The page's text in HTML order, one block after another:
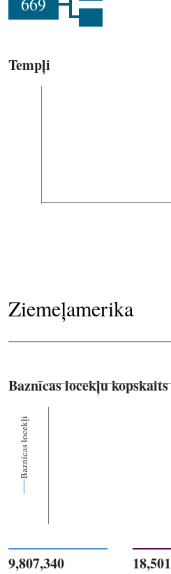
Tempļi
Ziemeļamerika
Baznīcas locekļu kopskaits
Baznīcas locekļi
9,807,340 18,501